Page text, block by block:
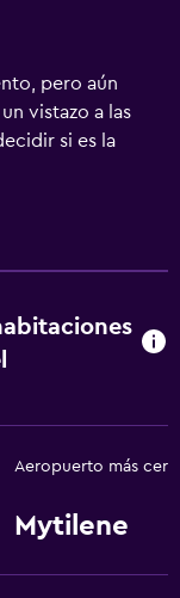
pero aún
vistazo a las
si es la
Aeropuerto más
Mytilene